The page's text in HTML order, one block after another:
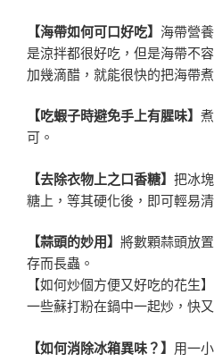
【海帶如何可口好吃】 海帶營
是涼拌都很好吃，但是海帶不
加幾滴醋，就能很快的把海帶
【吃蝦子時避免手上有腥味】
可。
【去除衣物上之口香糖】 把冰
糖上，等其硬化後，即可輕易清
【蒜頭的妙用】 將數顆蒜頭放
存而長蟲。
【如何炒個方便又好吃的花生
一些蘇打粉在鍋中一起炒，快
【如何消除冰箱異味？】 用一